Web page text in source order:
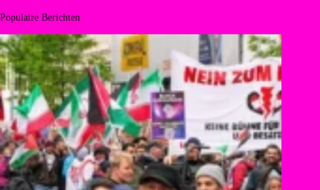
Populaire Berichten